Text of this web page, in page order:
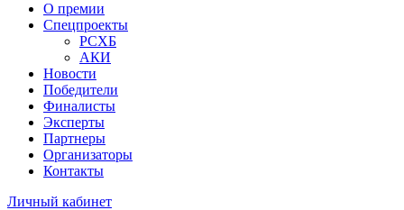
О премии
Спецпроекты
РСХБ
АКИ
Новости
Победители
Финалисты
Эксперты
Партнеры
Организаторы
Контакты
Личный кабинет